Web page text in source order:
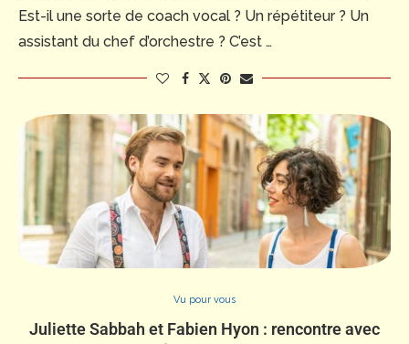
Est-il une sorte de coach vocal ? Un répétiteur ? Un
assistant du chef d’orchestre ? C’est …
Vu pour vous
Juliette Sabbah et Fabien Hyon : rencontre avec